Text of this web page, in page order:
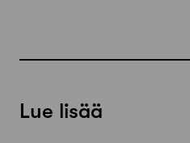
Lue lisää